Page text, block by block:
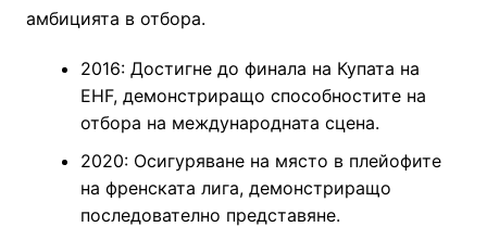
амбицията в отбора.
2016: Достигне до финала на Купата на
EHF, демонстриращо способностите на
отбора на международната сцена.
2020: Осигуряване на място в плейофите
на френската лига, демонстриращо
последователно представяне.